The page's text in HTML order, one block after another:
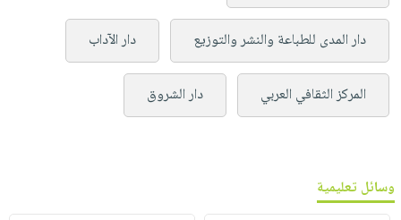
دار المدى للطباعة والنشر والتوزيع دار الآداب
المركز الثقافي العربي دار الشروق
وسائل تعليمية